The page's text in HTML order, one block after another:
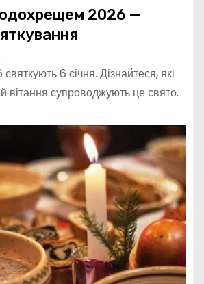
2026 —
6 січня. Дізнайтеся, які
вітання супроводжують це свято.